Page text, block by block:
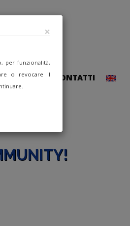
ACCEDI CONTATTI
×
per funzionalità,
o revocare il